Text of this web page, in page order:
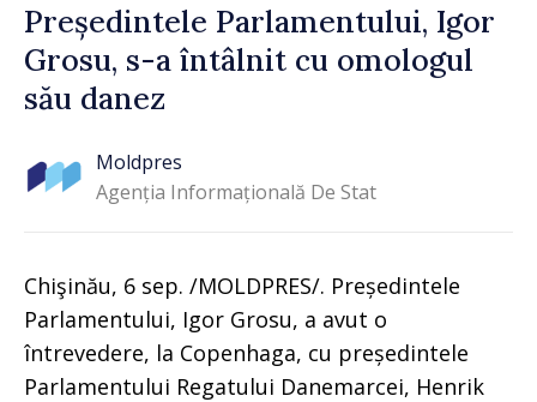
Președintele Parlamentului, Igor
Grosu, s-a întâlnit cu omologul
său danez
Moldpres
Agenția Informațională De Stat
Chişinău, 6 sep. /MOLDPRES/. Președintele
Parlamentului, Igor Grosu, a avut o
întrevedere, la Copenhaga, cu președintele
Parlamentului Regatului Danemarcei, Henrik